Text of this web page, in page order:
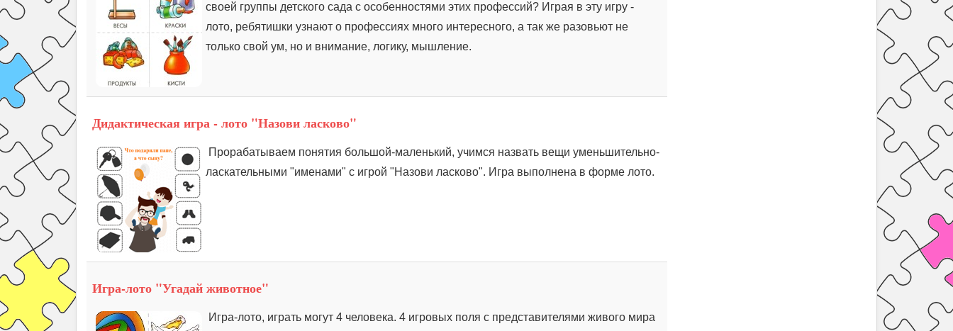
своей группы детского сада с особенностями этих профессий? Играя в эту игру -
лото, ребятишки узнают о профессиях много интересного, а так же разовьют не
только свой ум, но и внимание, логику, мышление.
Дидактическая игра - лото "Назови ласково"
Прорабатываем понятия большой-маленький, учимся назвать вещи уменьшительно-
ласкательными "именами" с игрой "Назови ласково". Игра выполнена в форме лото.
Игра-лото "Угадай животное"
Игра-лото, играть могут 4 человека. 4 игровых поля с представителями живого мира